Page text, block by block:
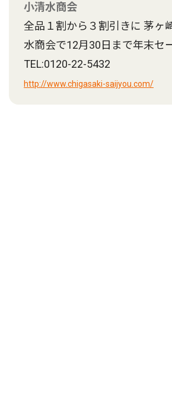
小清水商会
全品１割から３割引きに 茅ヶ
水商会で12月30日まで年末セ
TEL:0120-22-5432
http://www.chigasaki-saijyou.com/